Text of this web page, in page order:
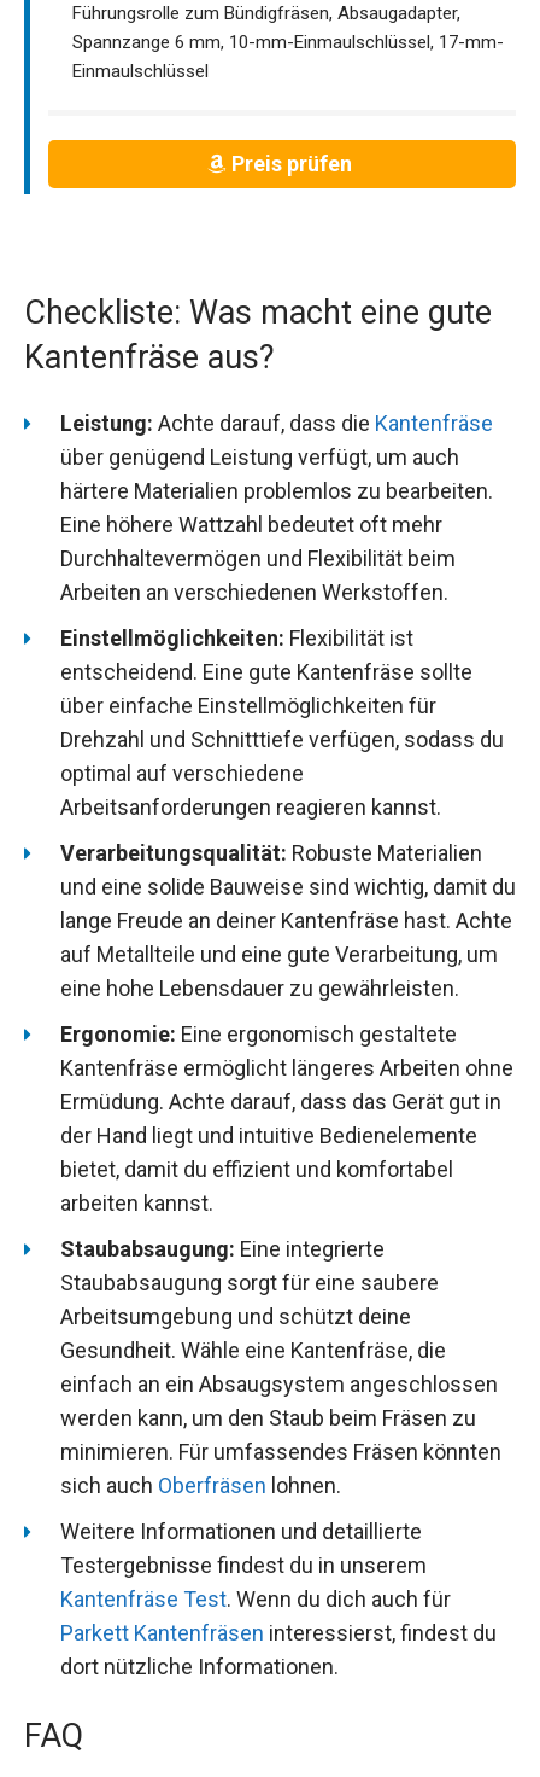
Führungsrolle zum Bündigfräsen, Absaugadapter,
Spannzange 6 mm, 10-mm-Einmaulschlüssel, 17-mm-
Einmaulschlüssel
Preis prüfen
Checkliste: Was macht eine gute
Kantenfräse aus?
Leistung: Achte darauf, dass die Kantenfräse
über genügend Leistung verfügt, um auch
härtere Materialien problemlos zu bearbeiten.
Eine höhere Wattzahl bedeutet oft mehr
Durchhaltevermögen und Flexibilität beim
Arbeiten an verschiedenen Werkstoffen.
Einstellmöglichkeiten: Flexibilität ist
entscheidend. Eine gute Kantenfräse sollte
über einfache Einstellmöglichkeiten für
Drehzahl und Schnitttiefe verfügen, sodass du
optimal auf verschiedene
Arbeitsanforderungen reagieren kannst.
Verarbeitungsqualität: Robuste Materialien
und eine solide Bauweise sind wichtig, damit du
lange Freude an deiner Kantenfräse hast. Achte
auf Metallteile und eine gute Verarbeitung, um
eine hohe Lebensdauer zu gewährleisten.
Ergonomie: Eine ergonomisch gestaltete
Kantenfräse ermöglicht längeres Arbeiten ohne
Ermüdung. Achte darauf, dass das Gerät gut in
der Hand liegt und intuitive Bedienelemente
bietet, damit du effizient und komfortabel
arbeiten kannst.
Staubabsaugung: Eine integrierte
Staubabsaugung sorgt für eine saubere
Arbeitsumgebung und schützt deine
Gesundheit. Wähle eine Kantenfräse, die
einfach an ein Absaugsystem angeschlossen
werden kann, um den Staub beim Fräsen zu
minimieren. Für umfassendes Fräsen könnten
sich auch Oberfräsen lohnen.
Weitere Informationen und detaillierte
Testergebnisse findest du in unserem
Kantenfräse Test. Wenn du dich auch für
Parkett Kantenfräsen interessierst, findest du
dort nützliche Informationen.
FAQ